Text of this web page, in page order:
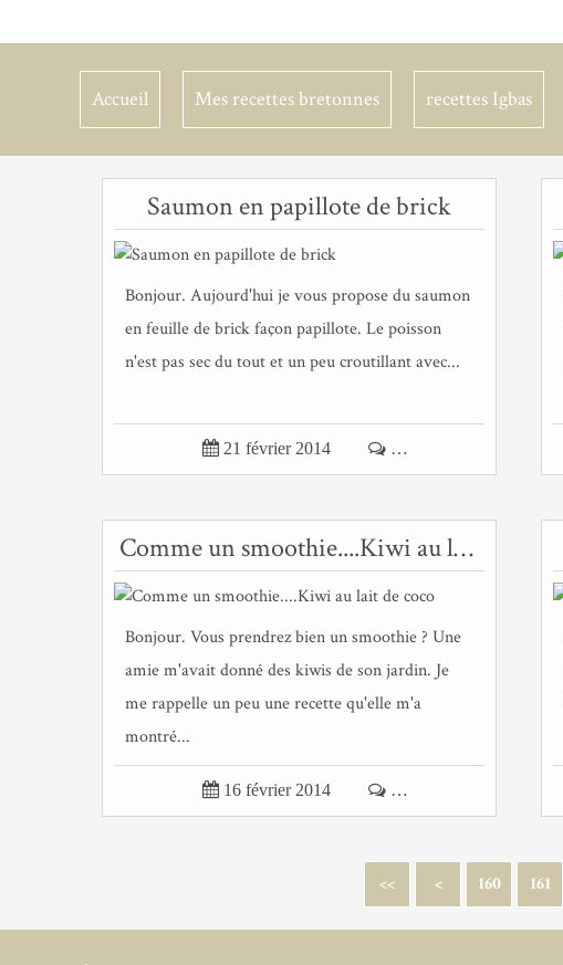
Accueil Mes recettes bretonnes recettes Igbas
Saumon en papillote de brick
Bonjour. Aujourd'hui je vous propose du saumon
en feuille de brick façon papillote. Le poisson
n'est pas sec du tout et un peu croutillant avec...
 21 février 2014  …
Comme un smoothie....Kiwi au lait de coco
Bonjour. Vous prendrez bien un smoothie ? Une
amie m'avait donné des kiwis de son jardin. Je
me rappelle un peu une recette qu'elle m'a
montré...
 16 février 2014  …
<< < 100
110
120
130
140
150
160 161